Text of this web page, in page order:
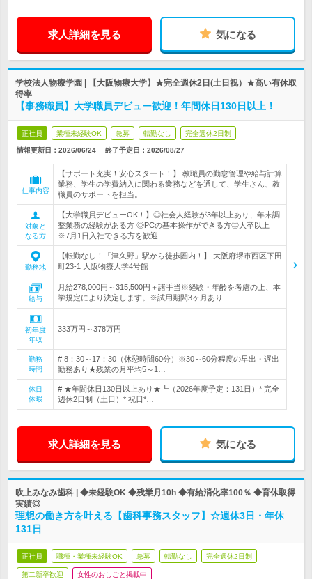
求人詳細を見る 気になる
学校法人物療学園 | 【大阪物療大学】★完全週休2日(土日祝）★高い有休取
得率
【事務職員】大学職員デビュー歓迎！年間休日130日以上！
正社員 業種未経験OK 急募 転勤なし 完全週休2日制
情報更新日：2026/06/24 終了予定日： 2026/08/27
仕事内容
【サポート充実！安心スタート！】 教職員の勤怠管理や給与計算
業務、学生の学費納入に関わる業務などを通して、学生さん、教
職員のサポートを担当。
対象と
なる方
【大学職員デビューOK！】◎社会人経験が3年以上あり、年末調
整業務の経験がある方 ◎PCの基本操作ができる方◎大卒以上
※7月1日入社できる方を歓迎
勤務地
【転勤なし！「津久野」駅から徒歩圏内！】 大阪府堺市西区下田
町23-1 大阪物療大学4号館
給与
月給278,000円～315,500円＋諸手当※経験・年齢を考慮の上、本
学規定により決定します。※試用期間3ヶ月あり…
初年度
年収
333万円～378万円
勤務
時間
# 8：30～17：30（休憩時間60分）※30～60分程度の早出・遅出
勤務あり★残業の月平均5～1…
休日
休暇
# ★年間休日130日以上あり★┗（2026年度予定：131日）* 完全
週休2日制（土日）* 祝日*…
求人詳細を見る 気になる
吹上みなみ歯科 | ◆未経験OK ◆残業月10h ◆有給消化率100％ ◆育休取得
実績◎
理想の働き方を叶える【歯科事務スタッフ】☆週休3日・年休
131日
正社員 職種・業種未経験OK 急募 転勤なし 完全週休2日制
第二新卒歓迎 女性のおしごと掲載中